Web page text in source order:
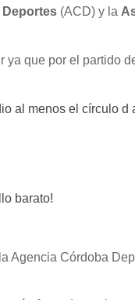
(ACD) y la
que por el partido
al menos el círculo d
barato!
Agencia Córdoba